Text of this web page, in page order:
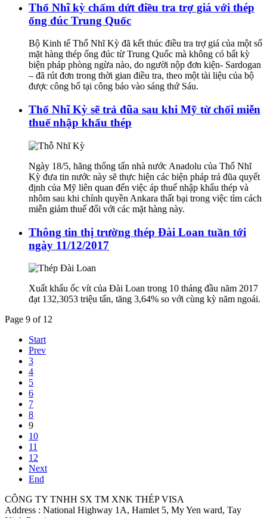
Thổ Nhĩ kỳ chấm dứt điều tra trợ giá với thép
ống đúc Trung Quốc
Bộ Kinh tế Thổ Nhĩ Kỳ đã kết thúc điều tra trợ giá của một số
mặt hàng thép ống đúc từ Trung Quốc mà không có bất kỳ
biện pháp phòng ngừa nào, do người nộp đơn kiện- Sardogan
– đã rút đơn trong thời gian điều tra, theo một tài liệu của bộ
được công bố tại công báo vào sáng thứ Sáu.
Thổ Nhĩ Kỳ sẽ trả đũa sau khi Mỹ từ chối miễn
thuế nhập khẩu thép
Ngày 18/5, hãng thống tấn nhà nước Anadolu của Thổ Nhĩ
Kỳ đưa tin nước này sẽ thực hiện các biện pháp trả đũa quyết
định của Mỹ liên quan đến việc áp thuế nhập khẩu thép và
nhôm sau khi chính quyền Ankara thất bại trong việc tìm cách
miễn giảm thuế đối với các mặt hàng này.
Thông tin thị trường thép Đài Loan tuần tới
ngày 11/12/2017
Xuất khẩu ốc vít của Đài Loan trong 10 tháng đầu năm 2017
đạt 132,3053 triệu tấn, tăng 3,64% so với cùng kỳ năm ngoái.
Page 9 of 12
Start
Prev
3
4
5
6
7
8
9
10
11
12
Next
End
CÔNG TY TNHH SX TM XNK THÉP VISA
Address : National Highway 1A, Hamlet 5, My Yen ward, Tay